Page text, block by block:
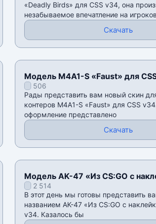
«Deadly Birds» для CSS v34, она
незабываемое впечатление на игроков
Скачать
Модель M4A1-S «Faust» для
506
Рады представить вам новый скин
контеров M4A1-S «Faust» для CSS
оформление представлено
Скачать
Модель AK-47 «Из CS:GO с
CSS v34
2 514
В этот день мы готовы представить
названием AK-47 «Из CS:GO с
v34. Казалось бы